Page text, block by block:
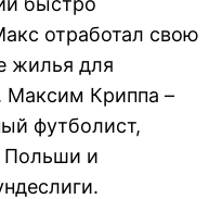
отработал свою
жилья для
Максим Криппа –
футболист,
Польши и